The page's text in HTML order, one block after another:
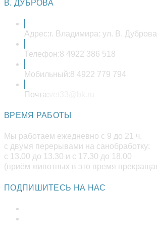
В. ДУБРОВА
Адрес:г. Владимира: ул. В.
Телефон:8 4922 386 518
Мобильный:8 4922 779 794
Почта:
ВРЕМЯ РАБОТЫ
Мы работаем ежедневно с 9 до 21 ч.
с двумя перерывами на санобработку:
с 13.00 до 13.30 и с 17.30 до 18.00
(приём животных в это время
ПОДПИШИТЕСЬ НА НАС